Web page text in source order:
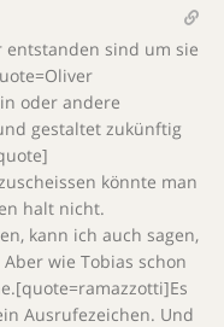
entstanden sind um sie
oder andere
gestaltet zukünftig
könnte man
halt nicht.
kann ich auch sagen,
wie Tobias schon
Ausrufezeichen. Und